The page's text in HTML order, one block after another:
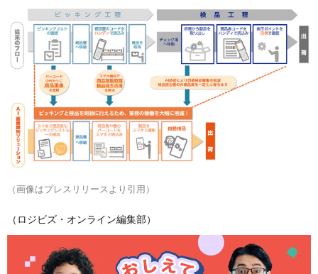
（画像はプレスリリースより引用）
（ロジビズ・オンライン編集部）